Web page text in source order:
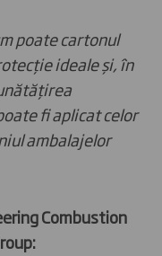
poate cartonul
ideale și, în
fi aplicat celor
ambalajelor
Combustion